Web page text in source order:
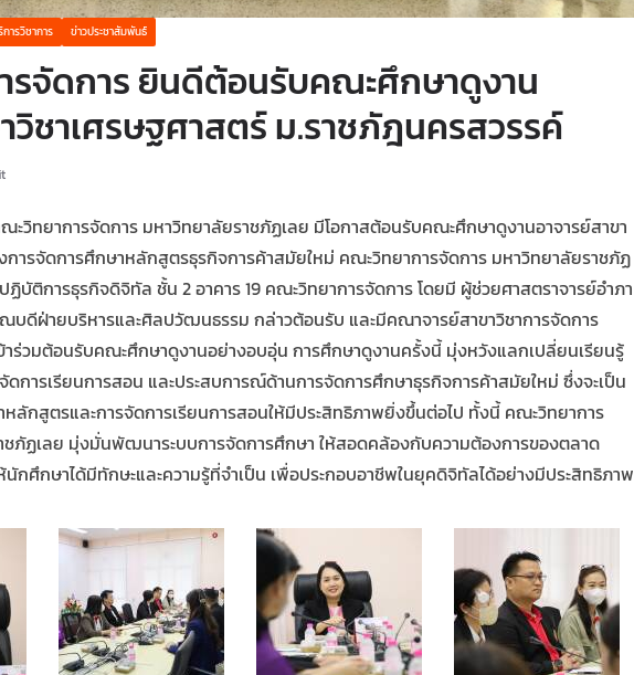
ารวิชาการ ข่าวประชาสัมพันธ์
รจัดการ ยินดีต้อนรับคณะศึกษาดูงาน
วิชาเศรษฐศาสตร์ ม.ราชภัฎนครสวรรค์
ะวิทยาการจัดการ มหาวิทยาลัยราชภัฏเลย มีโอกาสต้อนรับคณะศึกษาดูงานอาจารย์สาขา
การจัดการศึกษาหลักสูตรธุรกิจการค้าสมัยใหม่ คณะวิทยาการจัดการ มหาวิทยาลัยราชภัฏ
บัติการธุรกิจดิจิทัล ชั้น 2 อาคาร 19 คณะวิทยาการจัดการ โดยมี ผู้ช่วยศาสตราจารย์อำภา
ดีฝ่ายบริหารและศิลปวัฒนธรรม กล่าวต้อนรับ และมีคณาจารย์สาขาวิชาการจัดการ
าร่วมต้อนรับคณะศึกษาดูงานอย่างอบอุ่น การศึกษาดูงานครั้งนี้ มุ่งหวังแลกเปลี่ยนเรียนรู้
การเรียนการสอน และประสบการณ์ด้านการจัดการศึกษาธุรกิจการค้าสมัยใหม่ ซึ่งจะเป็น
ลักสูตรและการจัดการเรียนการสอนให้มีประสิทธิภาพยิ่งขึ้นต่อไป ทั้งนี้ คณะวิทยาการ
ชภัฏเลย มุ่งมั่นพัฒนาระบบการจัดการศึกษา ให้สอดคล้องกับความต้องการของตลาด
นักศึกษาได้มีทักษะและความรู้ที่จำเป็น เพื่อประกอบอาชีพในยุคดิจิทัลได้อย่างมีประสิทธิภาพ